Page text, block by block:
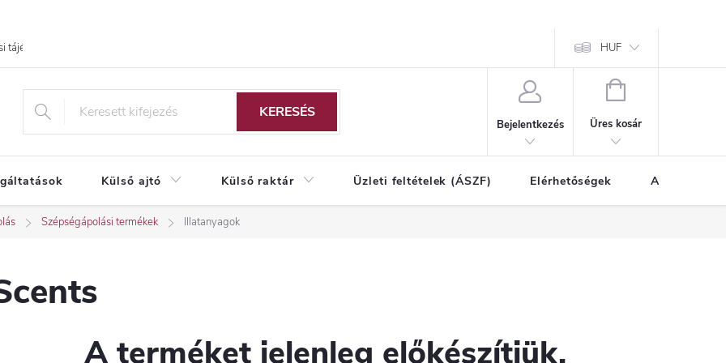
tájékoztató HUF
KERESÉS
Bejelentkezés
KOSÁR
Üres kosár
Külső ajtó Külső raktár Üzleti feltételek (ÁSZF) Elérhetőségek A vásárlás
Szépségápolási termékek Illatanyagok
A terméket jelenleg előkészítjük.